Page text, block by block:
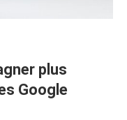
plus
Google